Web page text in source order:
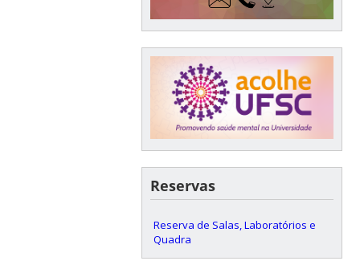
Reservas
Reserva de Salas, Laboratórios e
Quadra